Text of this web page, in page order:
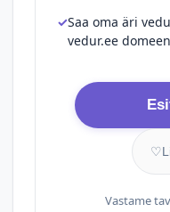
Saa oma äri
vedur.ee
♡
Vastame